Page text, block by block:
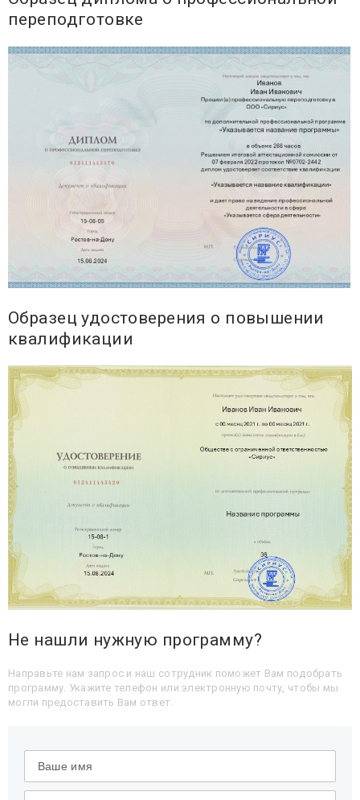
переподготовке
Образец удостоверения о повышении
квалификации
Не нашли нужную программу?
Направьте нам запрос и наш сотрудник поможет Вам подобрать
программу. Укажите телефон или электронную почту, чтобы мы
могли предоставить Вам ответ.